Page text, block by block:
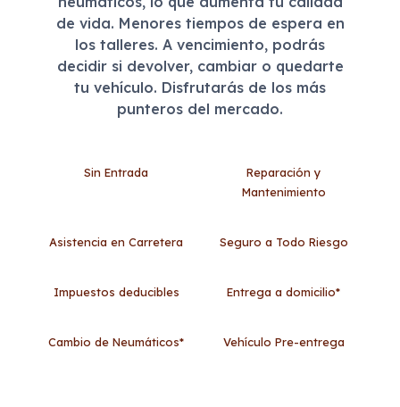
de vida. Menores tiempos de espera en
los talleres. A vencimiento, podrás
decidir si devolver, cambiar o quedarte
tu vehículo. Disfrutarás de los más
punteros del mercado.
Sin Entrada
Reparación y
Mantenimiento
Asistencia en Carretera Seguro a Todo Riesgo
Impuestos deducibles Entrega a domicilio*
Cambio de Neumáticos* Vehículo Pre-entrega